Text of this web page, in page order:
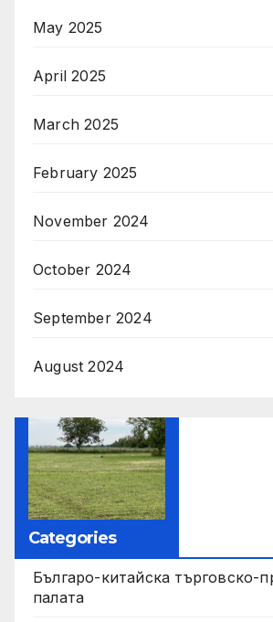
May 2025
April 2025
March 2025
February 2025
November 2024
October 2024
September 2024
August 2024
Categories
Българо-китайска търговско-
палата